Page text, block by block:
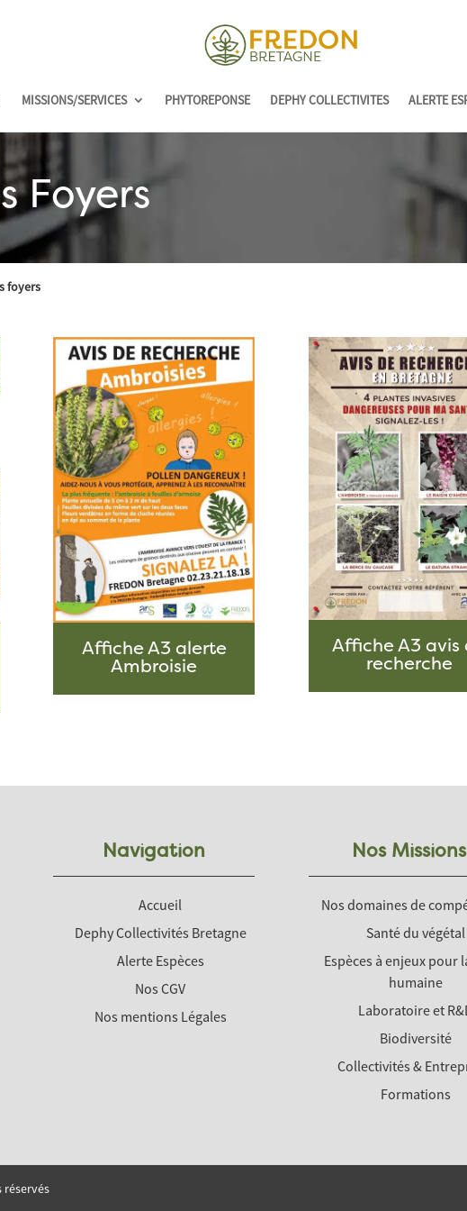
MISSIONS/SERVICES PHYTOREPONSE DEPHY COLLECTIVITES ALERTE
Foyers
foyers
Affiche A3 alerte
Ambroisie
Affiche A3 avis
recherche
Navigation
Accueil
Dephy Collectivités Bretagne
Alerte Espèces
Nos CGV
Nos mentions Légales
Nos Missions
Nos domaines de
Santé du végétal
Espèces à enjeux pour
humaine
Laboratoire et
Biodiversité
Collectivités &
Formations
réservés